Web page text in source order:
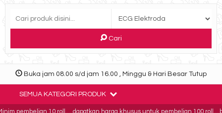
Cari
Buka jam 08.00 s/d jam 16.00 , Minggu & Hari Besar Tutup
SEMUA KATEGORI PRODUK